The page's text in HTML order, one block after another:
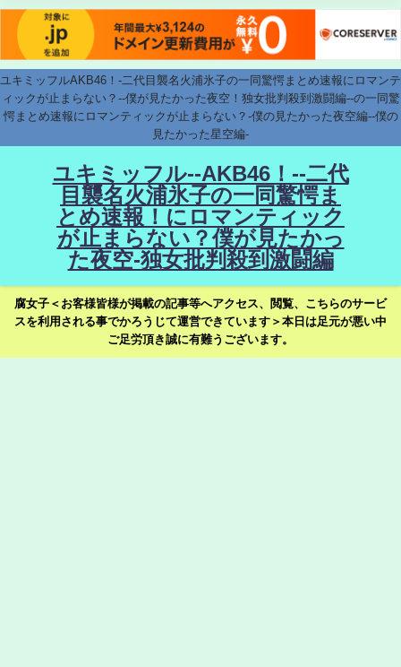
ユキミッフルAKB46！-二代目襲名火浦氷子の一同驚愕まとめ速報にロマンテ
ィックが止まらない？--僕が見たかった夜空！独女批判殺到激闘編--の一同驚
愕まとめ速報にロマンティックが止まらない？-僕の見たかった夜空編--僕の
見たかった星空編-
ユキミッフル--AKB46！--二代
目襲名火浦氷子の一同驚愕ま
とめ速報！にロマンティック
が止まらない？僕が見たかっ
た夜空-独女批判殺到激闘編
腐女子＜お客様皆様が掲載の記事等へアクセス、閲覧、こちらのサービ
スを利用される事でかろうじて運営できています＞本日は足元が悪い中
ご足労頂き誠に有難うございます。